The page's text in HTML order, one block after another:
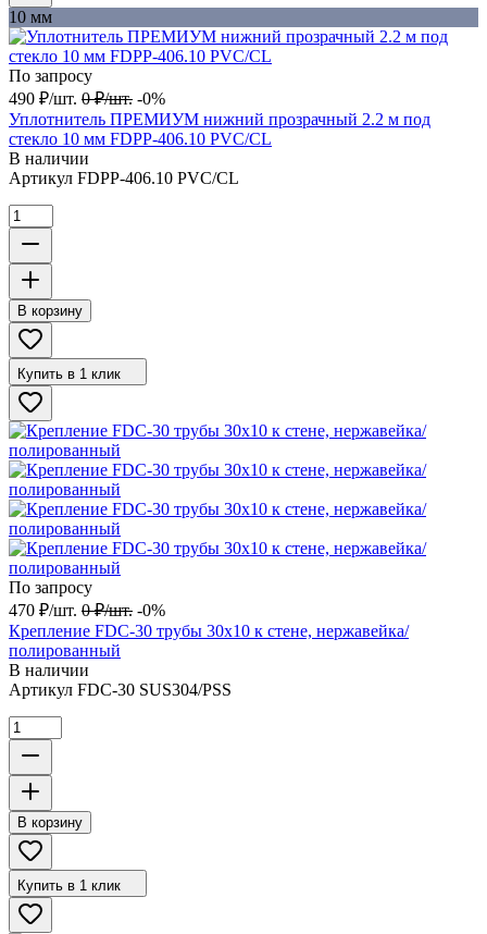
10 мм
По запросу
490 ₽/шт. 0 ₽/шт. -0%
Уплотнитель ПРЕМИУМ нижний прозрачный 2.2 м под
стекло 10 мм FDPP-406.10 PVC/CL
В наличии
Артикул FDPP-406.10 PVC/CL
В корзину
Купить в 1 клик
По запросу
470 ₽/шт. 0 ₽/шт. -0%
Крепление FDC-30 трубы 30х10 к стене, нержавейка/
полированный
В наличии
Артикул FDC-30 SUS304/PSS
В корзину
Купить в 1 клик